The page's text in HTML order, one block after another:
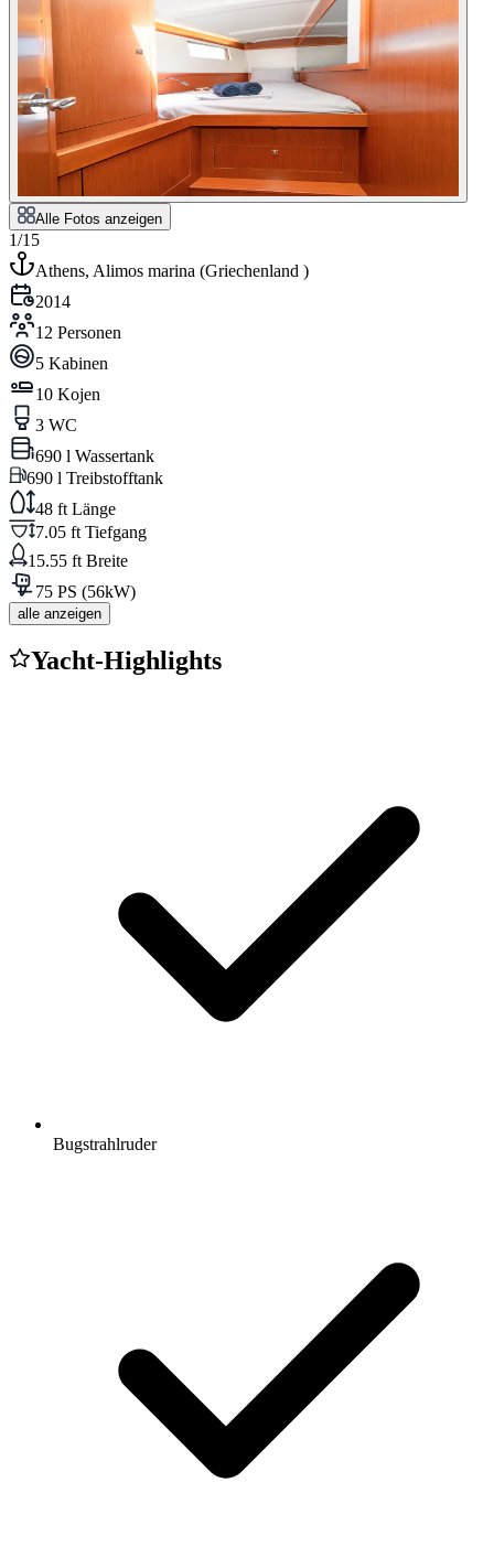
Alle Fotos anzeigen
1/15
Athens, Alimos marina (Griechenland )
2014
12 Personen
5 Kabinen
10 Kojen
3 WC
690 l Wassertank
690 l Treibstofftank
48 ft Länge
7.05 ft Tiefgang
15.55 ft Breite
75 PS (56kW)
alle anzeigen
Yacht-Highlights
Bugstrahlruder